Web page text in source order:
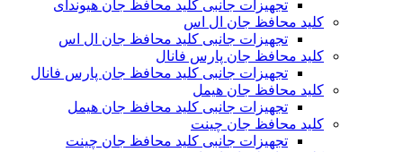
تجهیزات جانبی کلید محافظ جان هیوندای
کلید محافظ جان ال اس
تجهیزات جانبی کلید محافظ جان ال اس
کلید محافظ جان پارس فانال
تجهیزات جانبی کلید محافظ جان پارس فانال
کلید محافظ جان هیمل
تجهیزات جانبی کلید محافظ جان هیمل
کلید محافظ جان چینت
تجهیزات جانبی کلید محافظ جان چینت